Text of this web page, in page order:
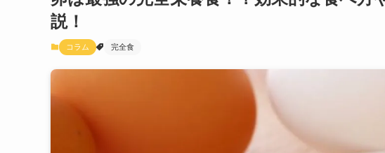
説！
コラム 完全食